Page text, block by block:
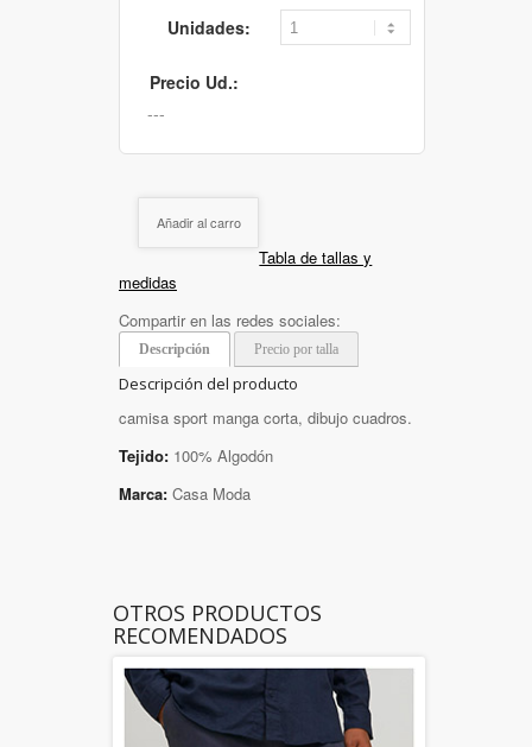
Unidades:
Precio Ud.:
Añadir al carro
Tabla de tallas y
medidas
Compartir en las redes sociales:
Descripción Precio por talla
Descripción del producto
camisa sport manga corta, dibujo cuadros.
Tejido: 100% Algodón
Marca: Casa Moda
OTROS PRODUCTOS
RECOMENDADOS